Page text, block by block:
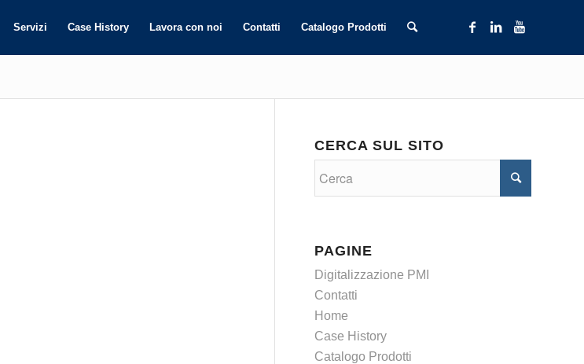
Servizi Case History Lavora con noi Contatti Catalogo Prodotti
CERCA SUL SITO
PAGINE
Digitalizzazione PMI
Contatti
Home
Case History
Catalogo Prodotti